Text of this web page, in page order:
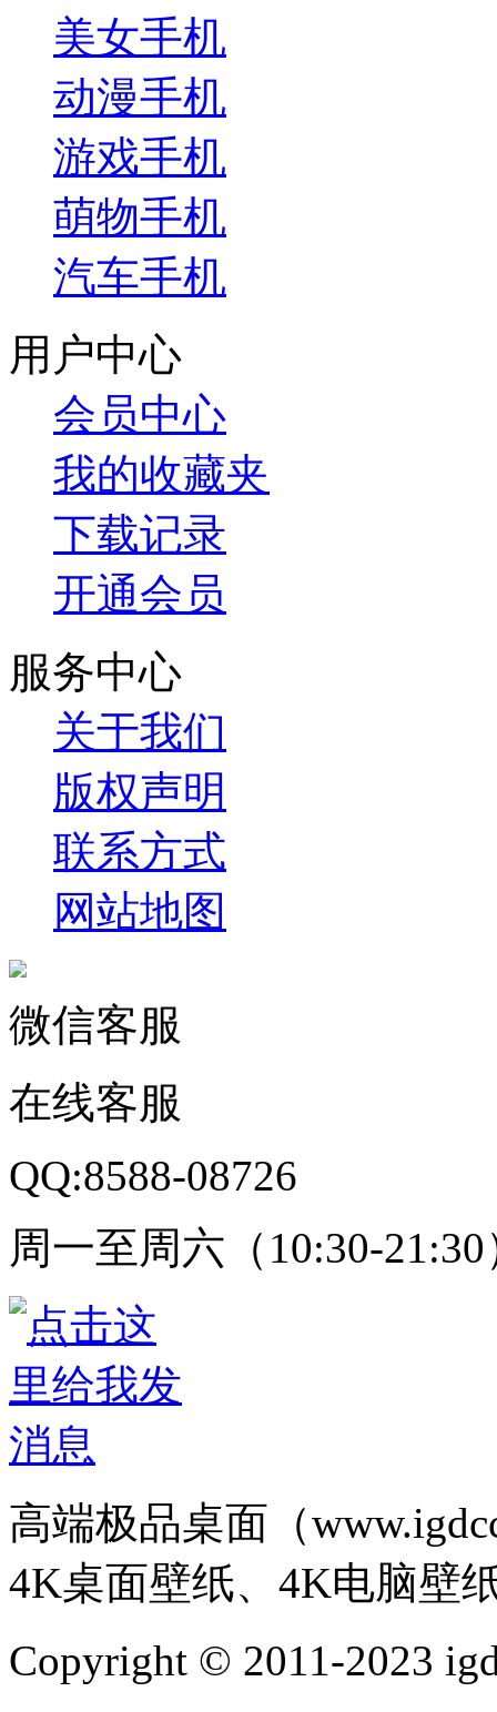
美女手机
动漫手机
游戏手机
萌物手机
汽车手机
用户中心
会员中心
我的收藏夹
下载记录
开通会员
服务中心
关于我们
版权声明
联系方式
网站地图
微信客服
在线客服
QQ:8588-08726
周一至周六（10:30-21:30
高端极品桌面（
4K桌面壁纸、4K电脑壁
Copyright © 2011-2023